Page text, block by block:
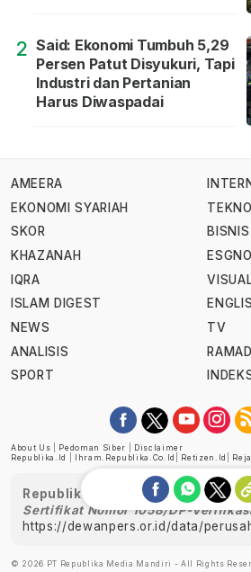
2 Said: Ekonomi Tumbuh 5,29
Persen Patut Disyukuri, Tapi
Industri dan Pertanian
Harus Diwaspadai
AMEERA
EKONOMI SYARIAH
SKOR
KHAZANAH
IQRA
ISLAM DIGEST
NEWS
ANALISIS
SPORT
TEKNO
TV
About Us Pedoman Siber
Disclaimer
Republika.id
Ihram.republika.co.id Retizen.id
Republika telah diverifikasi oleh
Sertifikat Nomor 1058/DP-
https://dewanpers.or.id/data/
© 2026 PT Republika Media Mandiri - All Rights